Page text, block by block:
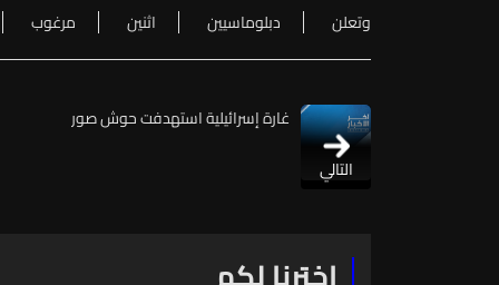
وتعلن
دبلوماسيين اثنين مرغوب
التالي
غارة إسرائيلية استهدفت حوش صور